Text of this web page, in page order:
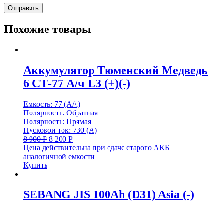
Похожие товары
Аккумулятор Тюменский Медведь
6 СТ-77 А/ч L3 (+)(-)
Емкость: 77 (А/ч)
Полярность: Обратная
Полярность: Прямая
Пусковой ток: 730 (А)
8 900Р 8 200 Р
Цена действительна при сдаче старого АКБ
аналогичной емкости
Купить
SEBANG JIS 100Ah (D31) Asia (-)